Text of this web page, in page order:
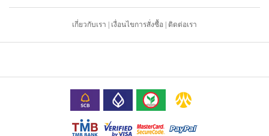
เกี่ยวกับเรา เงื่อนไขการสั่งซื้อ ติดต่อเรา